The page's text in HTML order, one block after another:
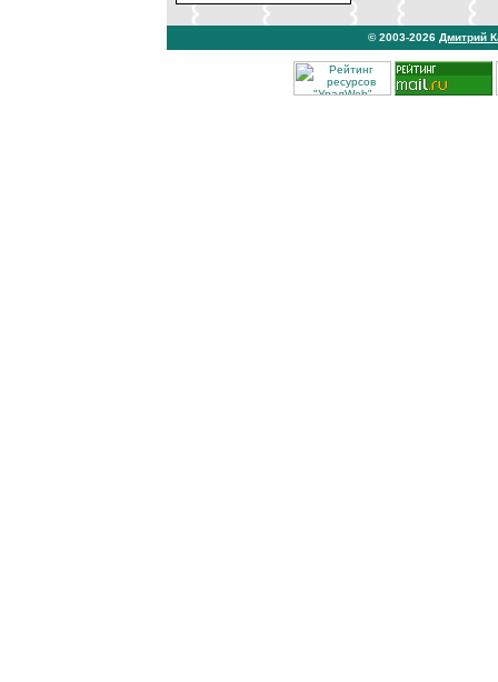
© 2003-2026 Дмитрий